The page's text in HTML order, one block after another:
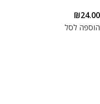
₪24.00
הוספה לסל